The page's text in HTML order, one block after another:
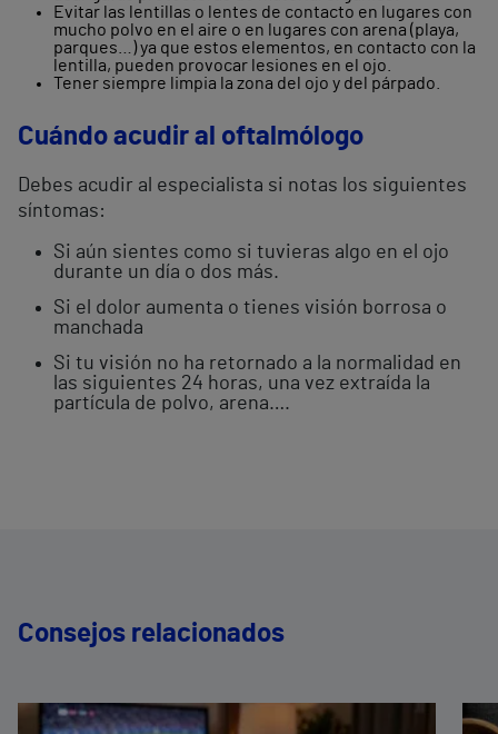
Evitar las lentillas o lentes de contacto en lugares con
mucho polvo en el aire o en lugares con arena (playa,
parques…) ya que estos elementos, en contacto con la
lentilla, pueden provocar lesiones en el ojo.
Tener siempre limpia la zona del ojo y del párpado.
Cuándo acudir al oftalmólogo
Debes acudir al especialista si notas los siguientes
síntomas:
Si aún sientes como si tuvieras algo en el ojo
durante un día o dos más.
Si el dolor aumenta o tienes visión borrosa o
manchada
Si tu visión no ha retornado a la normalidad en
las siguientes 24 horas, una vez extraída la
partícula de polvo, arena….
Consejos relacionados